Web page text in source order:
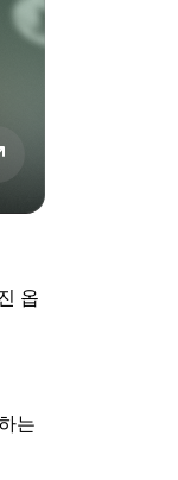
옵
는